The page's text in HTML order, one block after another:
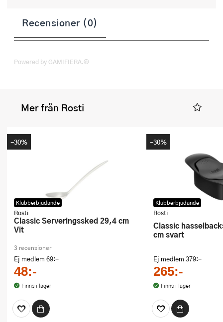
Recensioner (0)
Powered by GAMIFIERA.®
Mer från Rosti
Klubberbjudande
Rosti
Classic Serveringssked 29,4 cm
Vit
3 recensioner
Ej medlem 69:-
48:-
Finns i lager
-30%
Klubberbjudande
Rosti
Classic hasselbackskärare 20,5
cm svart
Ej medlem 379:-
265:-
Finns i lager
-30%